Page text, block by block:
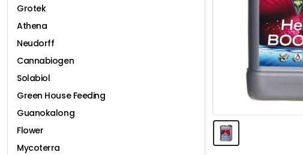
Grotek
Athena
Neudorff
Cannabiogen
Solabiol
Green House Feeding
Guanokalong
Flower
Mycoterra